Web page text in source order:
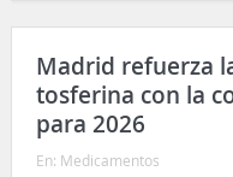
Madrid refuerza
tosferina con la
para 2026
En: Medicamentos